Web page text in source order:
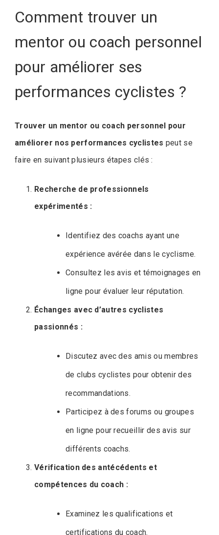
Comment trouver un
mentor ou coach personnel
pour améliorer ses
performances cyclistes ?
Trouver un mentor ou coach personnel pour
améliorer nos performances cyclistes peut se
faire en suivant plusieurs étapes clés :
Recherche de professionnels
expérimentés :
Identifiez des coachs ayant une
expérience avérée dans le cyclisme.
Consultez les avis et témoignages en
ligne pour évaluer leur réputation.
Échanges avec d’autres cyclistes
passionnés :
Discutez avec des amis ou membres
de clubs cyclistes pour obtenir des
recommandations.
Participez à des forums ou groupes
en ligne pour recueillir des avis sur
différents coachs.
Vérification des antécédents et
compétences du coach :
Examinez les qualifications et
certifications du coach.